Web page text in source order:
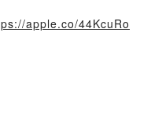
apple.co/44KcuRo